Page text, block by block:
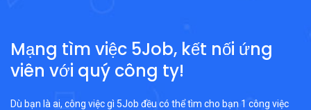
Mạng tìm việc 5Job, kết nối ứng
viên với quý công ty!
Dù bạn là ai, công việc gì 5Job đều có thể tìm cho bạn 1 công việc